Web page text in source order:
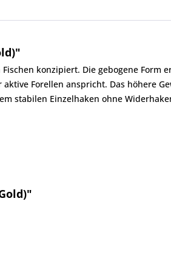
konzipiert. Die gebogene Form
Forellen anspricht. Das höhere
stabilen Einzelhaken ohne